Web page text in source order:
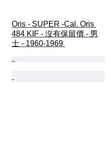
Oris - SUPER -Cal. Oris
484 KIF - 沒有保留價 - 男
士 - 1960-1969